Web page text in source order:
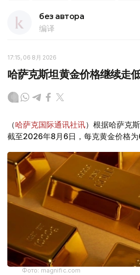
без автора
编译
17:15, 06 8月 2026
哈萨克斯坦黄金价格继续走
（哈萨克国际通讯社讯）根据哈萨克
截至2026年8月6日，每克黄金价格为
Фото: magnific.com